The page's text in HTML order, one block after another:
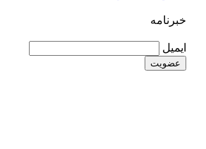
خبرنامه
ایمیل